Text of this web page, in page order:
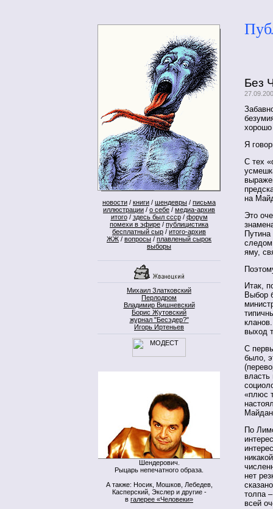
новости / книги / шендевры / письма
иллюстрации / о себе / медиа-архив
итого/ здесь был ссср/ форум
помехи в эфире / публицистика
бесплатный сыр / итого-архив
ЖЖ / вопросы / плавленый сырок
выборы
Михаил Златковский
Перлодром
Владимир Вишневский
Борис Жутовский
журнал "Бесэдер?"
Игорь Иртеньев
Шендерович.
Рыцарь непечатного образа.
А также: Носик, Мошков, Лебедев,
Касперский, Экслер и другие -
в галерее «Человеки»
Без
хорошо
Я
С тех
на
Это
яму,
Итак,
Выбор
выход
С
было,
власть
«плюс
По
нет
толпа
всей